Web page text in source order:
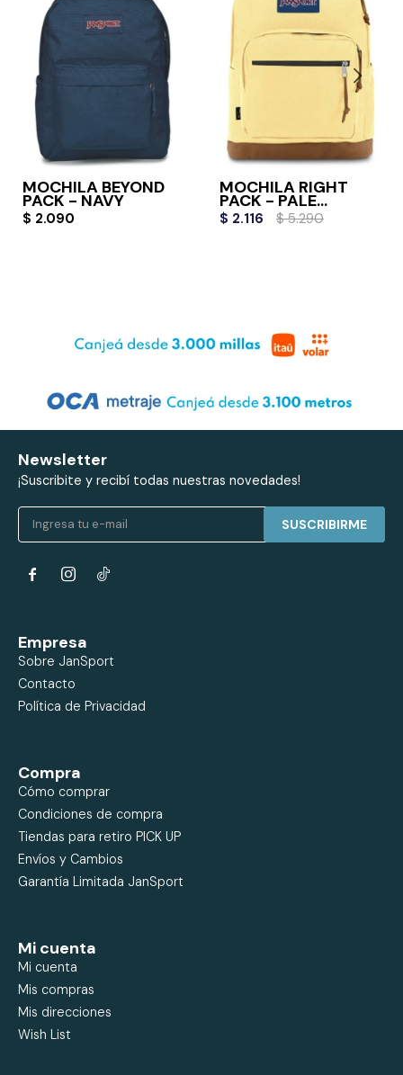
MOCHILA BEYOND
PACK - NAVY
$ 2.090
MOCHILA RIGHT
PACK - PALE
BANANA
$ 2.116 $ 5.290
Newsletter
¡Suscribite y recibí todas nuestras novedades!
SUSCRIBIRME
 
Empresa
Sobre JanSport
Contacto
Política de Privacidad
Compra
Cómo comprar
Condiciones de compra
Tiendas para retiro PICK UP
Envíos y Cambios
Garantía Limitada JanSport
Mi cuenta
Mi cuenta
Mis compras
Mis direcciones
Wish List